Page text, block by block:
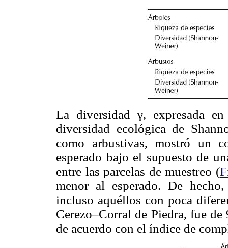
La diversidad γ, expresada
diversidad ecológica de
como arbustivas, mostró un
esperado bajo el supuesto de
entre las parcelas de muestreo (
menor al esperado. De
incluso aquéllos con poca
Cerezo–Corral de Piedra, fue
de acuerdo con el índice de